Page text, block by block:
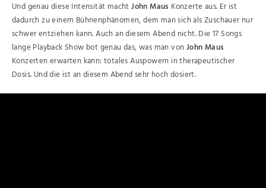
Und genau diese Intensität machtJohn Maus Konzerte aus. Er ist
dadurch zu einem Bühnenphänomen, dem man sich als Zuschauer nur
schwer entziehen kann. Auch an diesem Abend nicht. Die 17 Songs
lange Playback Show bot genau das, was man vonJohn Maus
Konzerten erwarten kann: totales Auspowern in therapeutischer
Dosis. Und die ist an diesem Abend sehr hoch dosiert.